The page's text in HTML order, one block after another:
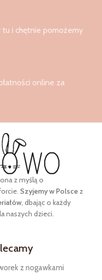
tu i chętnie pomożemy
online za
z myślą o
Szyjemy w Polsce z
, dbając o każdy
naszych dzieci.
z nogawkami